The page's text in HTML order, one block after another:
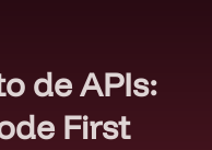
de APIs:
First